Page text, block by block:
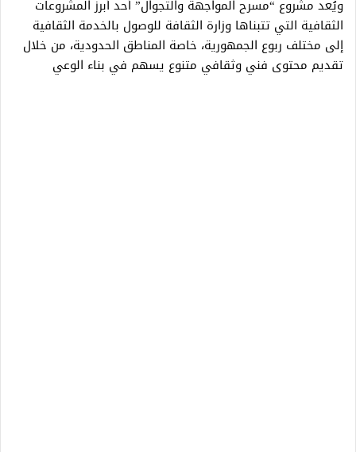
ويُعد مشروع “مسرح المواجهة والتجوال” أحد أبرز المشروعات
الثقافية التي تتبناها وزارة الثقافة للوصول بالخدمة الثقافية
إلى مختلف ربوع الجمهورية، خاصة المناطق الحدودية، من خلال
تقديم محتوى فني وثقافي متنوع يسهم في بناء الوعي